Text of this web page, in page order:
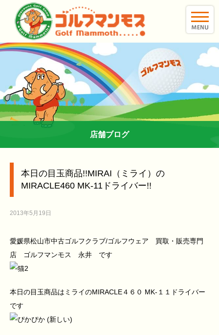
店舗ブログ
本日の目玉商品!!MIRAI（ミライ）の
MIRACLE460 MK‐11ドライバー!!
2013年5月19日
愛媛県松山市中古ゴルフクラブ/ゴルフウェア 買取・販売専門
店 ゴルフマンモス 永井 です
本日の目玉商品はミライのMIRACLE４６０ MK‐１１ドライバー
です